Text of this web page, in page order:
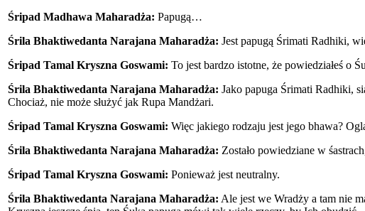
Śripad Madhawa Maharadża: Papugą…
Śrila Bhaktiwedanta Narajana Maharadża: Jest papugą Śrimati Radhiki,
Śripad Tamal Kryszna Goswami: To jest bardzo istotne, że powiedziałeś o
Śrila Bhaktiwedanta Narajana Maharadża: Jako papuga Śrimati Radhiki,
Chociaż, nie może służyć jak Rupa Mandżari.
Śripad Tamal Kryszna Goswami: Więc jakiego rodzaju jest jego bhawa?
Śrila Bhaktiwedanta Narajana Maharadża: Zostało powiedziane w
Śripad Tamal Kryszna Goswami: Ponieważ jest neutralny.
Śrila Bhaktiwedanta Narajana Maharadża: Ale jest we Wradży a tam nie